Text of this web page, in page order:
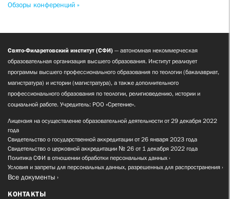
Обзоры конференций »
Свято-Филаретовский институт (СФИ) — автономная некоммерческая
образовательная организация высшего образования. Институт реализует
программы высшего профессионального образования по теологии (бакалавриат,
магистратура) и истории (магистратура), а также дополнительного
профессионального образования по теологии, религиоведению, истории и
социальной работе. Учредитель: РОО «Сретение».
Лицензия на осуществление образовательной деятельности от 29 декабря 2022
года
Свидетельство о государственной аккредитации от 26 января 2023 года
Свидетельство о церковной аккредитации № 26 от 1 декабря 2022 года
Политика СФИ в отношении обработки персональных данных
Условия и запреты для персональных данных, разрешенных для распространения
Все документы
КОНТАКТЫ